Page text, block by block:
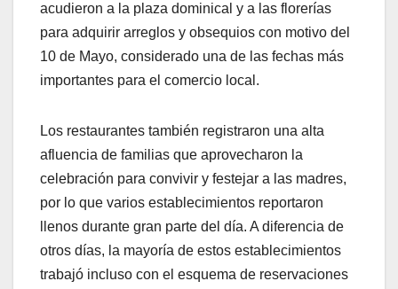
acudieron a la plaza dominical y a las florerías
para adquirir arreglos y obsequios con motivo del
10 de Mayo, considerado una de las fechas más
importantes para el comercio local.
Los restaurantes también registraron una alta
afluencia de familias que aprovecharon la
celebración para convivir y festejar a las madres,
por lo que varios establecimientos reportaron
llenos durante gran parte del día. A diferencia de
otros días, la mayoría de estos establecimientos
trabajó incluso con el esquema de reservaciones